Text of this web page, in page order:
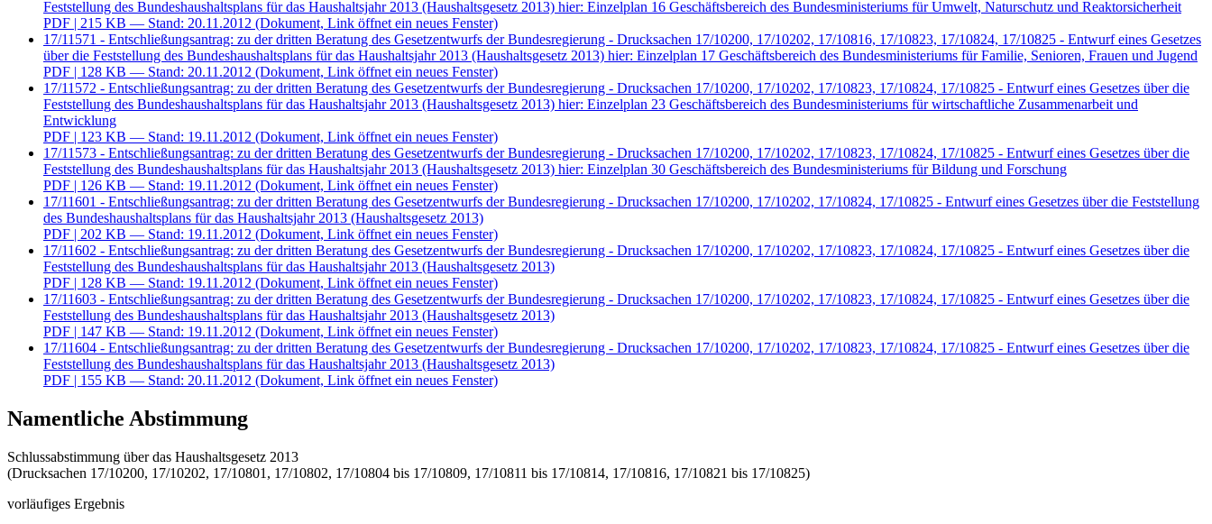
Feststellung des Bundeshaushaltsplans für das Haushaltsjahr 2013 (Haushaltsgesetz 2013) hier: Einzelplan 16 Geschäftsbereich des Bundesministeriums für Umwelt, Naturschutz und Reaktorsicherheit
PDF | 215 KB — Stand: 20.11.2012 (Dokument, Link öffnet ein neues Fenster)
17/11571 - Entschließungsantrag: zu der dritten Beratung des Gesetzentwurfs der Bundesregierung - Drucksachen 17/10200, 17/10202, 17/10816, 17/10823, 17/10824, 17/10825 - Entwurf eines Gesetzes
über die Feststellung des Bundeshaushaltsplans für das Haushaltsjahr 2013 (Haushaltsgesetz 2013) hier: Einzelplan 17 Geschäftsbereich des Bundesministeriums für Familie, Senioren, Frauen und Jugend
PDF | 128 KB — Stand: 20.11.2012 (Dokument, Link öffnet ein neues Fenster)
17/11572 - Entschließungsantrag: zu der dritten Beratung des Gesetzentwurfs der Bundesregierung - Drucksachen 17/10200, 17/10202, 17/10823, 17/10824, 17/10825 - Entwurf eines Gesetzes über die
Feststellung des Bundeshaushaltsplans für das Haushaltsjahr 2013 (Haushaltsgesetz 2013) hier: Einzelplan 23 Geschäftsbereich des Bundesministeriums für wirtschaftliche Zusammenarbeit und
Entwicklung
PDF | 123 KB — Stand: 19.11.2012 (Dokument, Link öffnet ein neues Fenster)
17/11573 - Entschließungsantrag: zu der dritten Beratung des Gesetzentwurfs der Bundesregierung - Drucksachen 17/10200, 17/10202, 17/10823, 17/10824, 17/10825 - Entwurf eines Gesetzes über die
Feststellung des Bundeshaushaltsplans für das Haushaltsjahr 2013 (Haushaltsgesetz 2013) hier: Einzelplan 30 Geschäftsbereich des Bundesministeriums für Bildung und Forschung
PDF | 126 KB — Stand: 19.11.2012 (Dokument, Link öffnet ein neues Fenster)
17/11601 - Entschließungsantrag: zu der dritten Beratung des Gesetzentwurfs der Bundesregierung - Drucksachen 17/10200, 17/10202, 17/10824, 17/10825 - Entwurf eines Gesetzes über die Feststellung
des Bundeshaushaltsplans für das Haushaltsjahr 2013 (Haushaltsgesetz 2013)
PDF | 202 KB — Stand: 19.11.2012 (Dokument, Link öffnet ein neues Fenster)
17/11602 - Entschließungsantrag: zu der dritten Beratung des Gesetzentwurfs der Bundesregierung - Drucksachen 17/10200, 17/10202, 17/10823, 17/10824, 17/10825 - Entwurf eines Gesetzes über die
Feststellung des Bundeshaushaltsplans für das Haushaltsjahr 2013 (Haushaltsgesetz 2013)
PDF | 128 KB — Stand: 19.11.2012 (Dokument, Link öffnet ein neues Fenster)
17/11603 - Entschließungsantrag: zu der dritten Beratung des Gesetzentwurfs der Bundesregierung - Drucksachen 17/10200, 17/10202, 17/10823, 17/10824, 17/10825 - Entwurf eines Gesetzes über die
Feststellung des Bundeshaushaltsplans für das Haushaltsjahr 2013 (Haushaltsgesetz 2013)
PDF | 147 KB — Stand: 19.11.2012 (Dokument, Link öffnet ein neues Fenster)
17/11604 - Entschließungsantrag: zu der dritten Beratung des Gesetzentwurfs der Bundesregierung - Drucksachen 17/10200, 17/10202, 17/10823, 17/10824, 17/10825 - Entwurf eines Gesetzes über die
Feststellung des Bundeshaushaltsplans für das Haushaltsjahr 2013 (Haushaltsgesetz 2013)
PDF | 155 KB — Stand: 20.11.2012 (Dokument, Link öffnet ein neues Fenster)
Namentliche Abstimmung
Schlussabstimmung über das Haushaltsgesetz 2013
(Drucksachen 17/10200, 17/10202, 17/10801, 17/10802, 17/10804 bis 17/10809, 17/10811 bis 17/10814, 17/10816, 17/10821 bis 17/10825)
vorläufiges Ergebnis